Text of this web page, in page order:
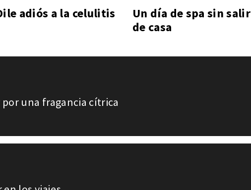
adiós a la celulitis
Un día de spa sin salir
de casa
por una fragancia cítrica